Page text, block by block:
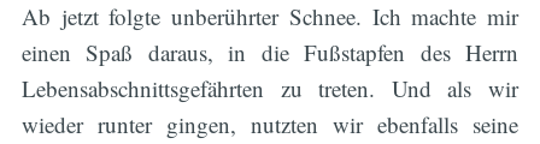
Ab jetzt folgte unberührter Schnee. Ich machte mir
einen Spaß daraus, in die Fußstapfen des Herrn
Lebensabschnittsgefährten zu treten. Und als wir
wieder runter gingen, nutzten wir ebenfalls seine